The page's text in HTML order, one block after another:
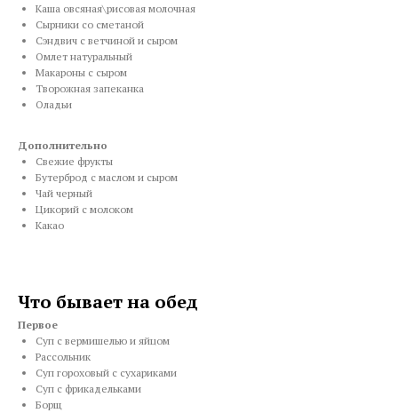
Каша овсяная\рисовая молочная
Сырники со сметаной
Сэндвич с ветчиной и сыром
Омлет натуральный
Макароны с сыром
Творожная запеканка
Оладьи
Дополнительно
Свежие фрукты
Бутерброд с маслом и сыром
Чай черный
Цикорий с молоком
Какао
Что бывает на обед
Первое
Суп с вермишелью и яйцом
Рассольник
Суп гороховый с сухариками
Суп с фрикадельками
Борщ